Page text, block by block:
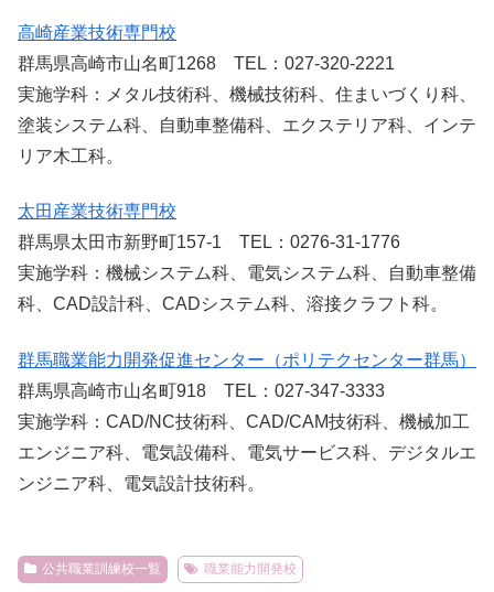
高崎産業技術専門校
群馬県高崎市山名町1268 TEL：027-320-2221
実施学科：メタル技術科、機械技術科、住まいづくり科、
塗装システム科、自動車整備科、エクステリア科、インテ
リア木工科。
太田産業技術専門校
群馬県太田市新野町157-1 TEL：0276-31-1776
実施学科：機械システム科、電気システム科、自動車整備
科、CAD設計科、CADシステム科、溶接クラフト科。
群馬職業能力開発促進センター（ポリテクセンター群馬）
群馬県高崎市山名町918 TEL：027-347-3333
実施学科：CAD/NC技術科、CAD/CAM技術科、機械加工
エンジニア科、電気設備科、電気サービス科、デジタルエ
ンジニア科、電気設計技術科。
公共職業訓練校一覧 職業能力開発校